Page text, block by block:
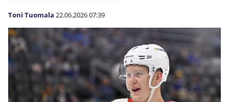
Toni Tuomala 22.06.202607:39